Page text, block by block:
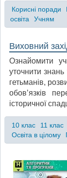
Корисні поради
освіта
Учням
Виховний
Ознайомити
уточнити знань
гетьманів,
обовʼязків
історичної
10 клас 11 клас
Освіта в цілому